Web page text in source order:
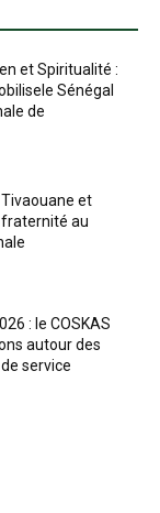
et Spiritualité :
Sénégal
de
et
au
: le COSKAS
autour des
service